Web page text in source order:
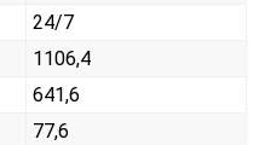
24/7
1106,4
641,6
77,6